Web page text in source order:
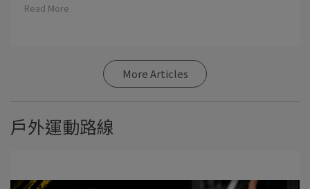
Read More
More Articles
戶外運動路線